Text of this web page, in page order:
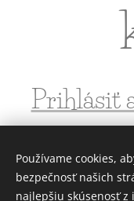
Prihlásiť
Používame cookies,
bezpečnosť našich
najlepšiu skúsenosť z